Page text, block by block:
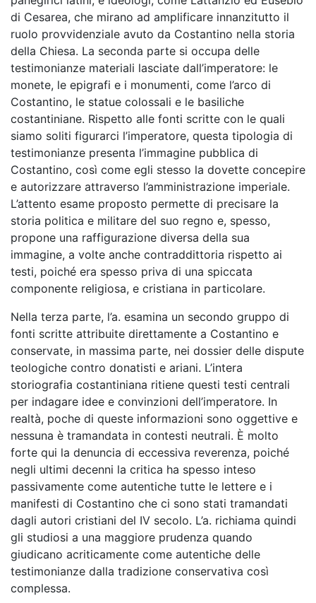
di Cesarea, che mirano ad amplificare innanzitutto il
ruolo provvidenziale avuto da Costantino nella storia
della Chiesa. La seconda parte si occupa delle
testimonianze materiali lasciate dall’imperatore: le
monete, le epigrafi e i monumenti, come l’arco di
Costantino, le statue colossali e le basiliche
costantiniane. Rispetto alle fonti scritte con le quali
siamo soliti figurarci l’imperatore, questa tipologia di
testimonianze presenta l’immagine pubblica di
Costantino, così come egli stesso la dovette concepire
e autorizzare attraverso l’amministrazione imperiale.
L’attento esame proposto permette di precisare la
storia politica e militare del suo regno e, spesso,
propone una raffigurazione diversa della sua
immagine, a volte anche contraddittoria rispetto ai
testi, poiché era spesso priva di una spiccata
componente religiosa, e cristiana in particolare.
Nella terza parte, l’a. esamina un secondo gruppo di
fonti scritte attribuite direttamente a Costantino e
conservate, in massima parte, nei dossier delle dispute
teologiche contro donatisti e ariani. L’intera
storiografia costantiniana ritiene questi testi centrali
per indagare idee e convinzioni dell’imperatore. In
realtà, poche di queste informazioni sono oggettive e
nessuna è tramandata in contesti neutrali. È molto
forte qui la denuncia di eccessiva reverenza, poiché
negli ultimi decenni la critica ha spesso inteso
passivamente come autentiche tutte le lettere e i
manifesti di Costantino che ci sono stati tramandati
dagli autori cristiani del IV secolo. L’a. richiama quindi
gli studiosi a una maggiore prudenza quando
giudicano acriticamente come autentiche delle
testimonianze dalla tradizione conservativa così
complessa.